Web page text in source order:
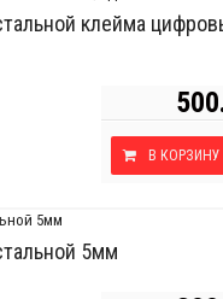
клейма
В КОРЗИНУ
5мм